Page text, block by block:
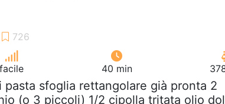
facile 40 min
pasta sfoglia rettangolare già pronta 2
(o 3 piccoli) 1/2 cipolla tritata olio